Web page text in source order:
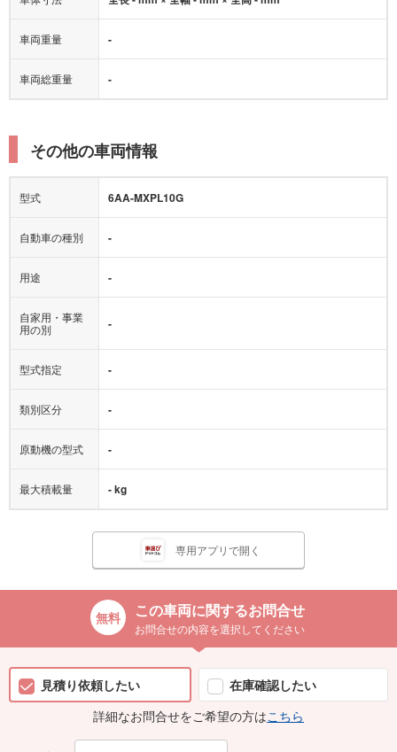
車両重量 -
車両総重量 -
その他の車両情報
型式 6AA-MXPL10G
自動車の種別 -
用途 -
自家用・事業
用の別
-
型式指定 -
類別区分 -
原動機の型式 -
最大積載量 - kg
専用アプリで開く
この車両に関するお問合せ
お問合せの内容を選択してください
見積り依頼したい
在庫確認したい
詳細なお問合せをご希望の方はこちら